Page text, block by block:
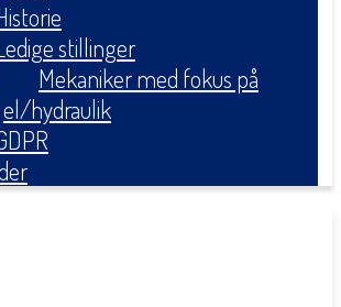
stillinger
Mekaniker med fokus på
el/hydraulik